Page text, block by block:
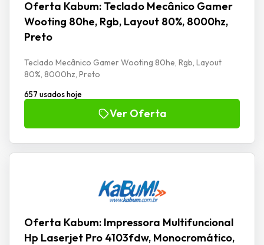
Oferta Kabum: Teclado Mecânico Gamer
Wooting 80he, Rgb, Layout 80%, 8000hz,
Preto
Teclado Mecânico Gamer Wooting 80he, Rgb, Layout
80%, 8000hz, Preto
657 usados hoje
Ver Oferta
Oferta Kabum: Impressora Multifuncional
Hp Laserjet Pro 4103fdw, Monocromático,